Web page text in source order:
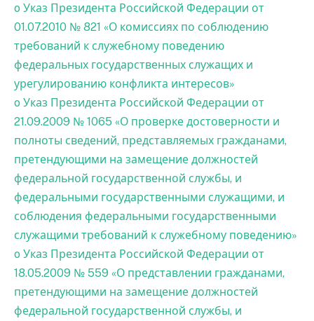
o Указ Президента Российской Федерации от
01.07.2010 № 821 «О комиссиях по соблюдению
требований к служебному поведению
федеральных государственных служащих и
урегулированию конфликта интересов»
o Указ Президента Российской Федерации от
21.09.2009 № 1065 «О проверке достоверности и
полноты сведений, представляемых гражданами,
претендующими на замещение должностей
федеральной государственной службы, и
федеральными государственными служащими, и
соблюдения федеральными государственными
служащими требований к служебному поведению»
o Указ Президента Российской Федерации от
18.05.2009 № 559 «О представлении гражданами,
претендующими на замещение должностей
федеральной государственной службы, и